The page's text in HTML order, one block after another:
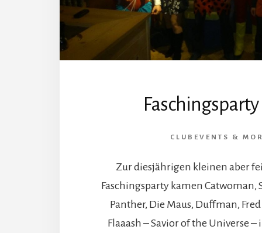
Faschingsparty
CLUBEVENTS &
Zur diesjährigen kleinen aber
Faschingsparty kamen Catwoman,
Panther, Die Maus, Duffman,
Flaaash – Savior of the Universe